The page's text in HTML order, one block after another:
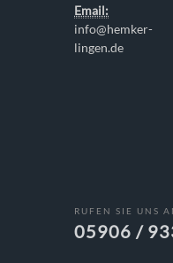
Email:
info@hemker-
lingen.de
RUFEN SIE UNS
05906 /